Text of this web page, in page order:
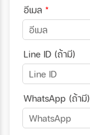
อีเมล *
Line ID (ถ้ามี)
WhatsApp (ถ้ามี)